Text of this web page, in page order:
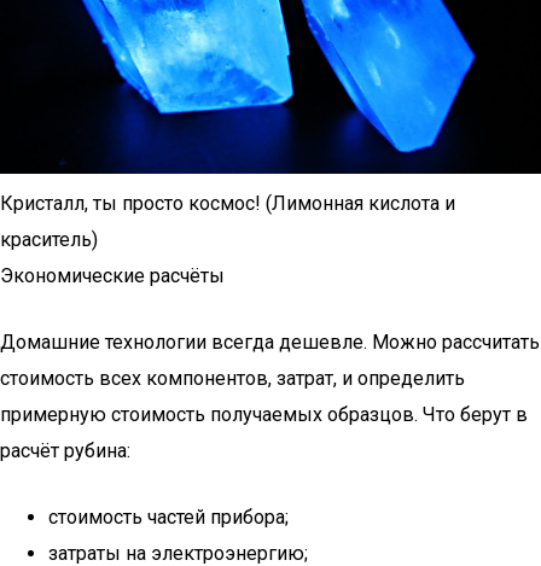
Кристалл, ты просто космос! (Лимонная кислота и
краситель)
Экономические расчёты
Домашние технологии всегда дешевле. Можно рассчитать
стоимость всех компонентов, затрат, и определить
примерную стоимость получаемых образцов. Что берут в
расчёт рубина:
стоимость частей прибора;
затраты на электроэнергию;